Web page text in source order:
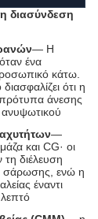
διασύνδεση
— Η
ένα
κάτω.
ότι η
άνεσης
—
και CG· οι
διέλευση
σάρωσης, ενώ η
έναντι